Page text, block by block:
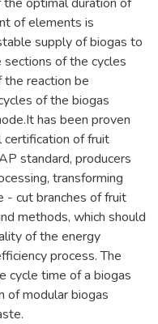
of elements is
supply of biogas to
of the cycles
reaction be
of the biogas
has been proven
certification of fruit
standard, producers
transforming
- cut branches of fruit
methods, which should
of the energy
process. The
cycle time of a biogas
of modular biogas